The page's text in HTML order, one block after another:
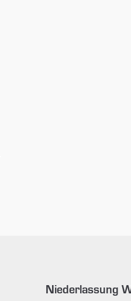
Niederlassung